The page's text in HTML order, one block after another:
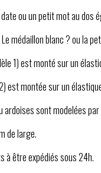
ou un petit mot au dos
médaillon blanc ? ou la
1) est monté sur un
est montée sur un
ardoises sont modelées
de large.
à être expédiés sous 24h.